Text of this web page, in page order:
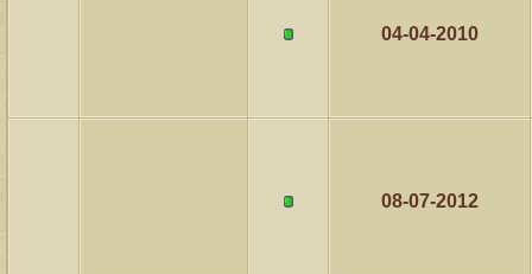
04-04-2010
08-07-2012